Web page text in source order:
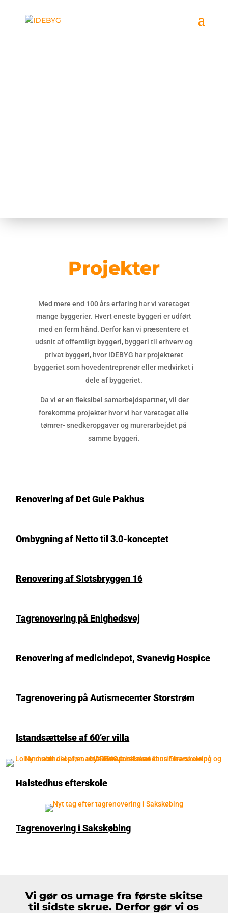
Projekter
Med mere end 100 års erfaring har vi varetaget
mange byggerier. Hvert eneste byggeri er udført
med en ferm hånd. Derfor kan vi præsentere et
udsnit af offentligt byggeri, byggeri til erhverv og
privat byggeri, hvor IDEBYG har projekteret
byggeriet som hovedentreprenør eller medvirket i
dele af byggeriet.
Da vi er en fleksibel samarbejdspartner, vil der
forekomme projekter hvor vi har varetaget alle
tømrer- snedkeropgaver og murerarbejdet på
samme byggeri.
Renovering af Det Gule Pakhus
Ombygning af Netto til 3.0-konceptet
Renovering af Slotsbryggen 16
Tagrenovering på Enighedsvej
Renovering af medicindepot, Svanevig Hospice
Tagrenovering på Autismecenter Storstrøm
Istandsættelse af 60’er villa
Halstedhus efterskole
Tagrenovering i Sakskøbing
Vi gør os umage fra første skitse
til sidste skrue. Derfor gør vi os